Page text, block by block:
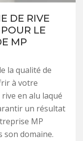
DE RIVE
LE
MP
la qualité de
à votre
en alu laqué
un résultat
MP
son domaine.